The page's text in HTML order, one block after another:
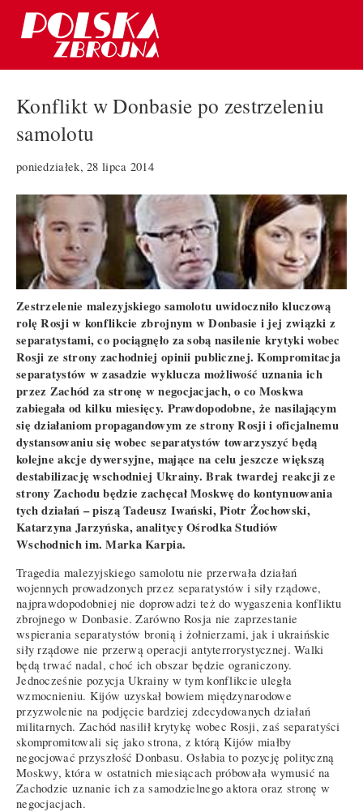
Konflikt w Donbasie po zestrzeleniu
samolotu
poniedziałek, 28 lipca 2014
Zestrzelenie malezyjskiego samolotu uwidoczniło kluczową
rolę Rosji w konflikcie zbrojnym w Donbasie i jej związki z
separatystami, co pociągnęło za sobą nasilenie krytyki wobec
Rosji ze strony zachodniej opinii publicznej. Kompromitacja
separatystów w zasadzie wyklucza możliwość uznania ich
przez Zachód za stronę w negocjacjach, o co Moskwa
zabiegała od kilku miesięcy. Prawdopodobne, że nasilającym
się działaniom propagandowym ze strony Rosji i oficjalnemu
dystansowaniu się wobec separatystów towarzyszyć będą
kolejne akcje dywersyjne, mające na celu jeszcze większą
destabilizację wschodniej Ukrainy. Brak twardej reakcji ze
strony Zachodu będzie zachęcał Moskwę do kontynuowania
tych działań – piszą Tadeusz Iwański, Piotr Żochowski,
Katarzyna Jarzyńska, analitycy Ośrodka Studiów
Wschodnich im. Marka Karpia.
Tragedia malezyjskiego samolotu nie przerwała działań
wojennych prowadzonych przez separatystów i siły rządowe,
najprawdopodobniej nie doprowadzi też do wygaszenia konfliktu
zbrojnego w Donbasie. Zarówno Rosja nie zaprzestanie
wspierania separatystów bronią i żołnierzami, jak i ukraińskie
siły rządowe nie przerwą operacji antyterrorystycznej. Walki
będą trwać nadal, choć ich obszar będzie ograniczony.
Jednocześnie pozycja Ukrainy w tym konflikcie uległa
wzmocnieniu. Kijów uzyskał bowiem międzynarodowe
przyzwolenie na podjęcie bardziej zdecydowanych działań
militarnych. Zachód nasilił krytykę wobec Rosji, zaś separatyści
skompromitowali się jako strona, z którą Kijów miałby
negocjować przyszłość Donbasu. Osłabia to pozycję polityczną
Moskwy, która w ostatnich miesiącach próbowała wymusić na
Zachodzie uznanie ich za samodzielnego aktora oraz stronę w
negocjacjach.